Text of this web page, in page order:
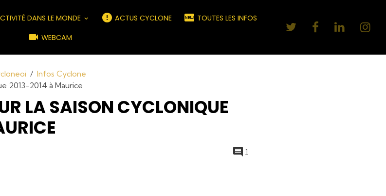
DANS LE MONDE ACTUS CYCLONE
TOUTES LES INFOS
WEBCAM
Infos Cyclone
2013-2014 à Maurice
LA SAISON CYCLONIQUE
1